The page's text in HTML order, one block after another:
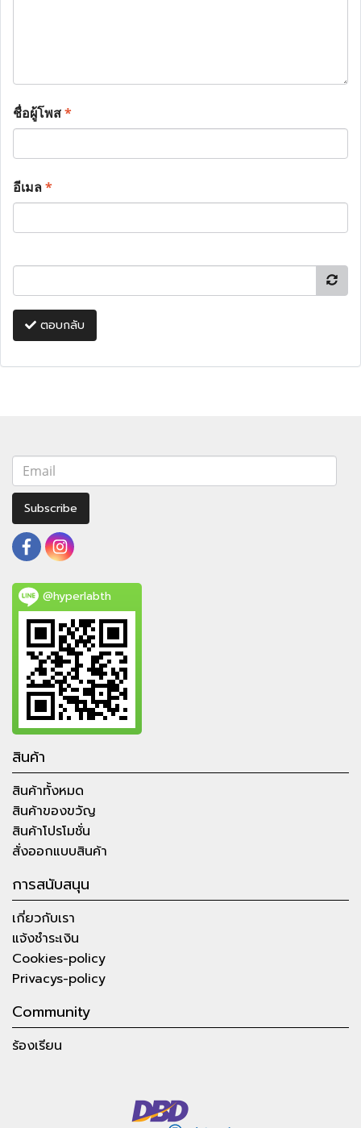
ชื่อผู้โพส*
อีเมล*
ตอบกลับ
Subscribe
@hyperlabth
สินค้า
สินค้าทั้งหมด
สินค้าของขวัญ
สินค้าโปรโมชั่น
สั่งออกแบบสินค้า
การสนับสนุน
เกี่ยวกับเรา
แจ้งชำระเงิน
Cookies-policy
Privacys-policy
Community
ร้องเรียน